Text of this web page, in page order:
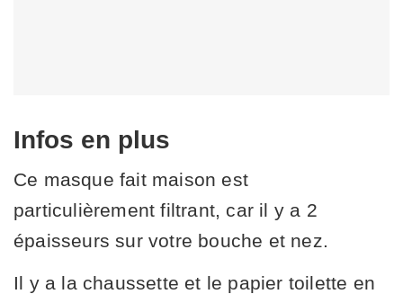
Infos en plus
Ce masque fait maison est
particulièrement filtrant, car il y a 2
épaisseurs sur votre bouche et nez.
Il y a la chaussette et le papier toilette en